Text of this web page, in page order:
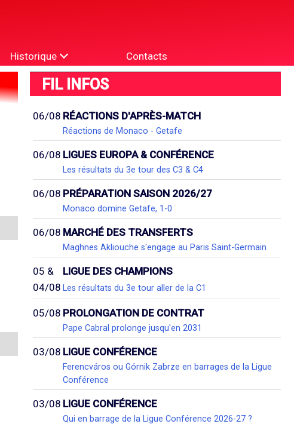
Historique Contacts
FIL INFOS
06/08 RÉACTIONS D'APRÈS-MATCH
Réactions de Monaco - Getafe
06/08 LIGUES EUROPA & CONFÉRENCE
Les résultats du 3e tour des C3 & C4
06/08 PRÉPARATION SAISON 2026/27
Monaco domine Getafe, 1-0
06/08 MARCHÉ DES TRANSFERTS
Maghnes Akliouche s'engage au Paris Saint-Germain
05 &
04/08
LIGUE DES CHAMPIONS
Les résultats du 3e tour aller de la C1
05/08 PROLONGATION DE CONTRAT
Pape Cabral prolonge jusqu'en 2031
03/08 LIGUE CONFÉRENCE
Ferencváros ou Górnik Zabrze en barrages de la Ligue
Conférence
03/08 LIGUE CONFÉRENCE
Qui en barrage de la Ligue Conférence 2026-27 ?